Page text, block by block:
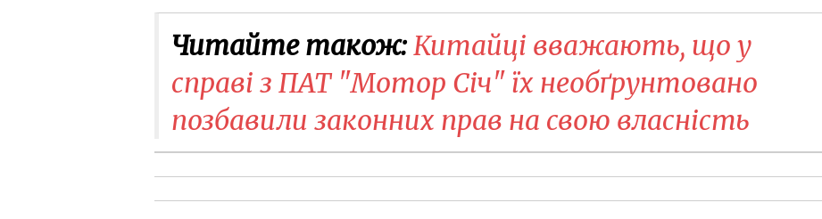
Читайте також:Китайці вважають, що у
справі з ПАТ "Мотор Січ" їх необґрунтовано
позбавили законних прав на свою власність